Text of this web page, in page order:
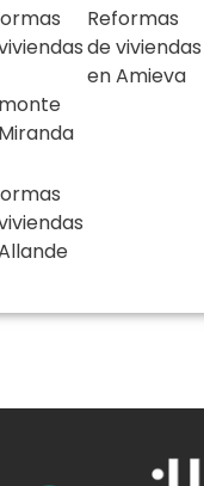
Reformas
de viviendas
en Amieva